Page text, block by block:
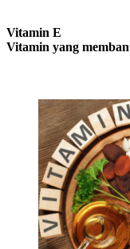
Vitamin E
Vitamin yang